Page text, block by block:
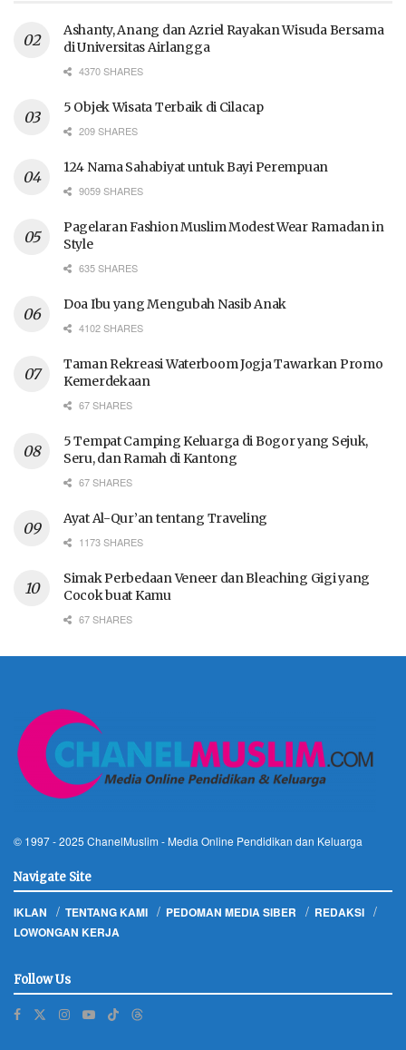
Ashanty, Anang dan Azriel Rayakan Wisuda Bersama
di Universitas Airlangga
4370 SHARES
5 Objek Wisata Terbaik di Cilacap
209 SHARES
124 Nama Sahabiyat untuk Bayi Perempuan
9059 SHARES
Pagelaran Fashion Muslim Modest Wear Ramadan in
Style
635 SHARES
Doa Ibu yang Mengubah Nasib Anak
4102 SHARES
Taman Rekreasi Waterboom Jogja Tawarkan Promo
Kemerdekaan
67 SHARES
5 Tempat Camping Keluarga di Bogor yang Sejuk,
Seru, dan Ramah di Kantong
67 SHARES
Ayat Al-Qur’an tentang Traveling
1173 SHARES
Simak Perbedaan Veneer dan Bleaching Gigi yang
Cocok buat Kamu
67 SHARES
© 1997 - 2025 ChanelMuslim - Media Online Pendidikan dan Keluarga
Navigate Site
IKLAN TENTANG KAMI PEDOMAN MEDIA SIBER
REDAKSI
LOWONGAN KERJA
Follow Us